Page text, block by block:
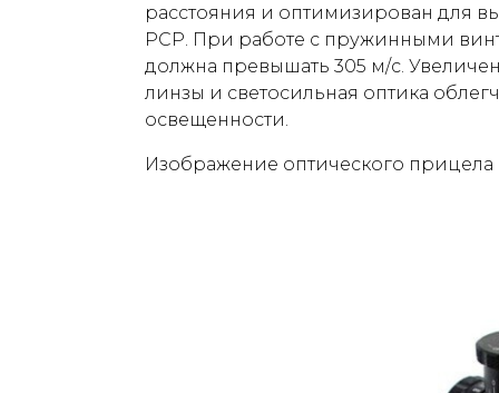
расстояния и оптимизирован для
PCP. При работе с пружинными
должна превышать 305 м/с.
линзы и светосильная оптика
освещенности.
Изображение оптического прицела